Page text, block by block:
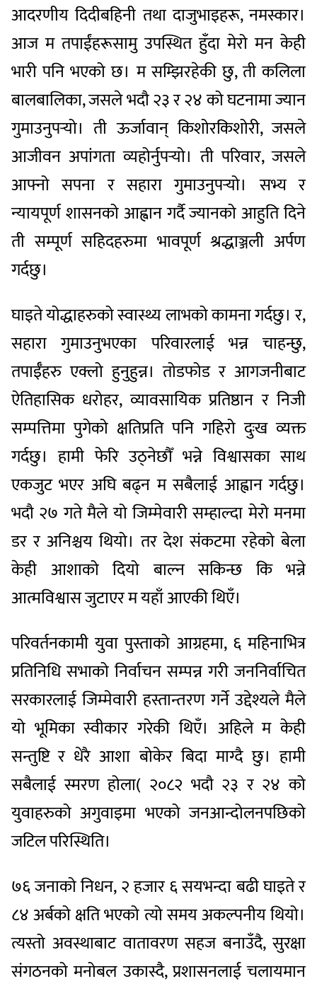
आदरणीय दिदीबहिनी तथा दाजुभाइहरू, नमस्कार।
आज म तपाईंहरूसामु उपस्थित हुँदा मेरो मन केही
भारी पनि भएको छ। म सम्झिरहेकी छु, ती कलिला
बालबालिका, जसले भदौ २३ र २४ को घटनामा ज्यान
गुमाउनुपर्‍यो। ती ऊर्जावान् किशोरकिशोरी, जसले
आजीवन अपांगता व्यहोर्नुपर्‍यो। ती परिवार, जसले
आफ्नो सपना र सहारा गुमाउनुपर्‍यो। सभ्य र
न्यायपूर्ण शासनको आह्वान गर्दै ज्यानको आहुति दिने
ती सम्पूर्ण सहिदहरुमा भावपूर्ण श्रद्धाञ्जली अर्पण
गर्दछु।
घाइते योद्धाहरुको स्वास्थ्य लाभको कामना गर्दछु। र,
सहारा गुमाउनुभएका परिवारलाई भन्न चाहन्छु,
तपाईँहरु एक्लो हुनुहुन्न। तोडफोड र आगजनीबाट
ऐतिहासिक धरोहर, व्यावसायिक प्रतिष्ठान र निजी
सम्पत्तिमा पुगेको क्षतिप्रति पनि गहिरो दुःख व्यक्त
गर्दछु। हामी फेरि उठ्नेछौँ भन्ने विश्वासका साथ
एकजुट भएर अघि बढ्न म सबैलाई आह्वान गर्दछु।
भदौ २७ गते मैले यो जिम्मेवारी सम्हाल्दा मेरो मनमा
डर र अनिश्चय थियो। तर देश संकटमा रहेको बेला
केही आशाको दियो बाल्न सकिन्छ कि भन्ने
आत्मविश्वास जुटाएर म यहाँ आएकी थिएँ।
परिवर्तनकामी युवा पुस्ताको आग्रहमा, ६ महिनाभित्र
प्रतिनिधि सभाको निर्वाचन सम्पन्न गरी जननिर्वाचित
सरकारलाई जिम्मेवारी हस्तान्तरण गर्ने उद्देश्यले मैले
यो भूमिका स्वीकार गरेकी थिएँ। अहिले म केही
सन्तुष्टि र धेरै आशा बोकेर बिदा माग्दै छु। हामी
सबैलाई स्मरण होला( २०८२ भदौ २३ र २४ को
युवाहरुको अगुवाइमा भएको जनआन्दोलनपछिको
जटिल परिस्थिति।
७६ जनाको निधन, २ हजार ६ सयभन्दा बढी घाइते र
८४ अर्बको क्षति भएको त्यो समय अकल्पनीय थियो।
त्यस्तो अवस्थाबाट वातावरण सहज बनाउँदै, सुरक्षा
संगठनको मनोबल उकास्दै, प्रशासनलाई चलायमान